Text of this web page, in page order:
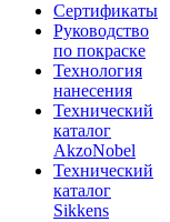
Сертификаты
Руководство
по покраске
Технология
нанесения
Технический
каталог
AkzoNobel
Технический
каталог
Sikkens